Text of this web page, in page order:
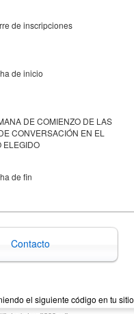
de inscripciones
de inicio
DE COMIENZO DE LAS
CONVERSACIÓN EN EL
ELEGIDO
de fin
Contacto
el siguiente código en tu sitio